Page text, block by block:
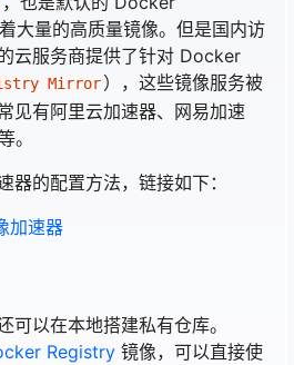
大量的高质量镜像。但是国内访
云服务商提供了针对 Docker
Mirror），这些镜像服务被
见有阿里云加速器、网易加速
。
器的配置方法，链接如下：
加速器
可以在本地搭建私有仓库。
Registry 镜像，可以直接使